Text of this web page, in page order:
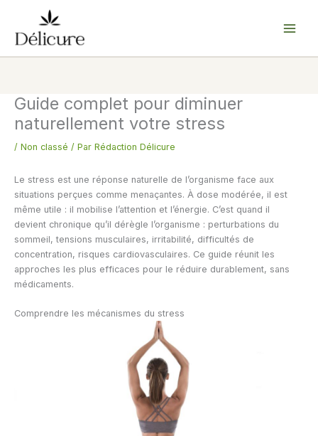
contenu
Guide complet pour diminuer
naturellement votre stress
/ Non classé / Par Rédaction Délicure
Le stress est une réponse naturelle de l’organisme face aux
situations perçues comme menaçantes. À dose modérée, il est
même utile : il mobilise l’attention et l’énergie. C’est quand il
devient chronique qu’il dérègle l’organisme : perturbations du
sommeil, tensions musculaires, irritabilité, difficultés de
concentration, risques cardiovasculaires. Ce guide réunit les
approches les plus efficaces pour le réduire durablement, sans
médicaments.
Comprendre les mécanismes du stress